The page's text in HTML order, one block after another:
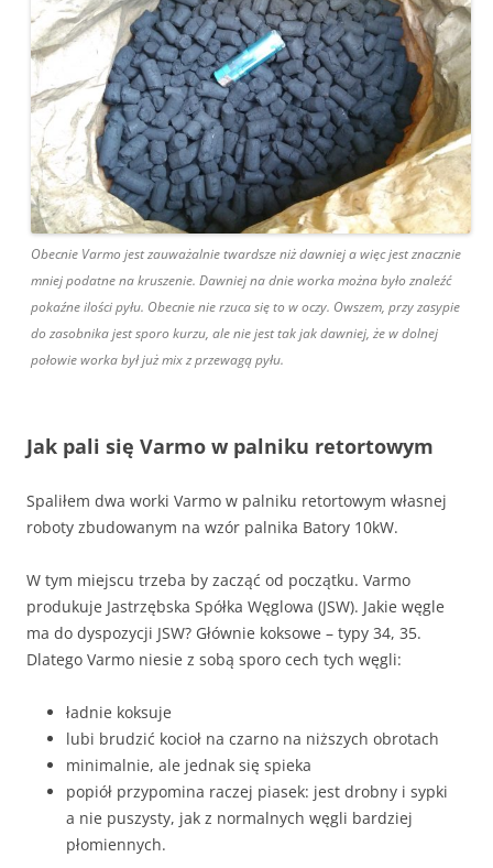
Obecnie Varmo jest zauważalnie twardsze niż dawniej a więc jest znacznie
mniej podatne na kruszenie. Dawniej na dnie worka można było znaleźć
pokaźne ilości pyłu. Obecnie nie rzuca się to w oczy. Owszem, przy zasypie
do zasobnika jest sporo kurzu, ale nie jest tak jak dawniej, że w dolnej
połowie worka był już mix z przewagą pyłu.
Jak pali się Varmo w palniku retortowym
Spaliłem dwa worki Varmo w palniku retortowym własnej
roboty zbudowanym na wzór palnika Batory 10kW.
W tym miejscu trzeba by zacząć od początku. Varmo
produkuje Jastrzębska Spółka Węglowa (JSW). Jakie węgle
ma do dyspozycji JSW? Głównie koksowe – typy 34, 35.
Dlatego Varmo niesie z sobą sporo cech tych węgli:
ładnie koksuje
lubi brudzić kocioł na czarno na niższych obrotach
minimalnie, ale jednak się spieka
popiół przypomina raczej piasek: jest drobny i sypki
a nie puszysty, jak z normalnych węgli bardziej
płomiennych.